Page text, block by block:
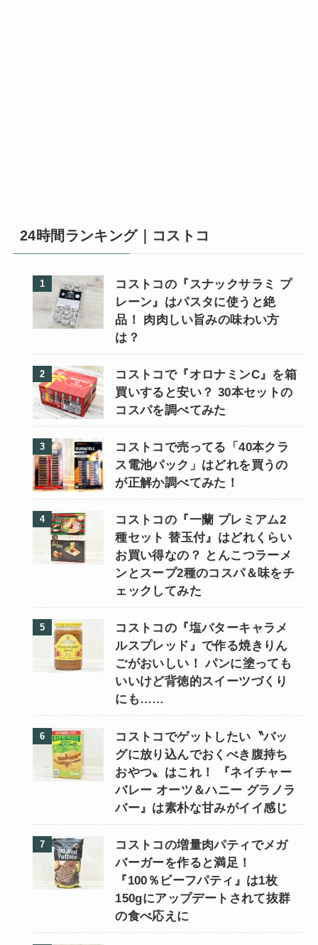
24時間ランキング｜コストコ
コストコの『スナックサラミ プ
レーン』はパスタに使うと絶
品！ 肉肉しい旨みの味わい方
は？
コストコで『オロナミンC』を箱
買いすると安い？ 30本セットの
コスパを調べてみた
コストコで売ってる「40本クラ
ス電池パック」はどれを買うの
が正解か調べてみた！
コストコの『一蘭 プレミアム2
種セット 替玉付』はどれくらい
お買い得なの？ とんこつラーメ
ンとスープ2種のコスパ＆味をチ
ェックしてみた
コストコの『塩バターキャラメ
ルスプレッド』で作る焼きりん
ごがおいしい！ パンに塗っても
いいけど背徳的スイーツづくり
にも……
コストコでゲットしたい〝バッ
グに放り込んでおくべき腹持ち
おやつ〟はこれ！ 『ネイチャー
バレー オーツ＆ハニー グラノラ
バー』は素朴な甘みがイイ感じ
コストコの増量肉パティでメガ
バーガーを作ると満足！
『100％ビーフパティ』は1枚
150gにアップデートされて抜群
の食べ応えに